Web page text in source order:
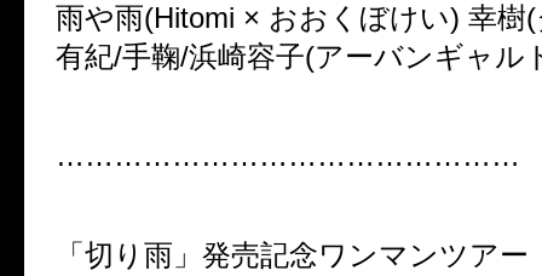
雨や雨(Hitomi × おおくぼけい) 幸樹
有紀/手鞠/浜崎容子(アーバンギャ
…………………………………………
「切り雨」発売記念ワンマンツア